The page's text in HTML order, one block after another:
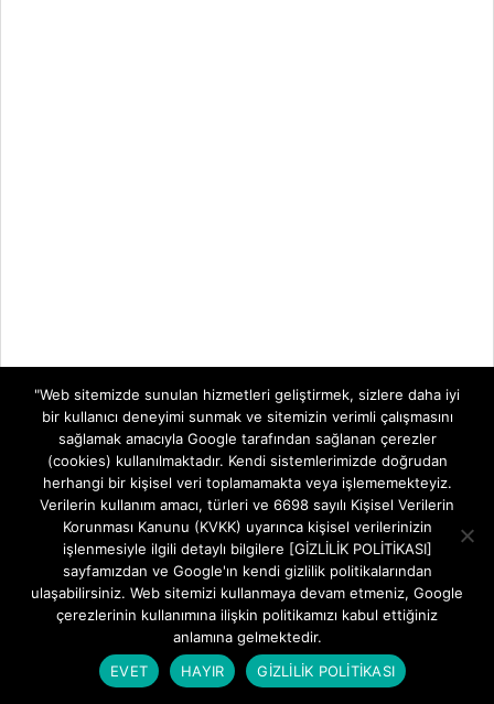
TELEVİZYON
SİSTEMLERİ
ZTE ZXHN H1601-P Ebeveyn Denetimi ve
Zaman Kısıtlama Rehberi
İnternet Kontrolü Sizin Elinizde: ZTE ZXHN
H1601-P Ebeveyn Denetimi ve
Goldmaster HD-6400 CI PVR Uydu Alıcısı
Goldmaster HD-6400 CI PVR Uydu Alıcısı Ev
Sinema Deneyiminizi Yükseltecek
Goldmaster Herkül Micro Full HD TKGS
Özellikler
"Web sitemizde sunulan hizmetleri geliştirmek, sizlere daha iyi
bir kullanıcı deneyimi sunmak ve sitemizin verimli çalışmasını
sağlamak amacıyla Google tarafından sağlanan çerezler
(cookies) kullanılmaktadır. Kendi sistemlerimizde doğrudan
herhangi bir kişisel veri toplamamakta veya işlememekteyiz.
Verilerin kullanım amacı, türleri ve 6698 sayılı Kişisel Verilerin
Korunması Kanunu (KVKK) uyarınca kişisel verilerinizin
işlenmesiyle ilgili detaylı bilgilere [GİZLİLİK POLİTİKASI]
sayfamızdan ve Google'ın kendi gizlilik politikalarından
ulaşabilirsiniz. Web sitemizi kullanmaya devam etmeniz, Google
çerezlerinin kullanımına ilişkin politikamızı kabul ettiğiniz
anlamına gelmektedir.
EVET
HAYIR GİZLİLİK POLİTİKASI